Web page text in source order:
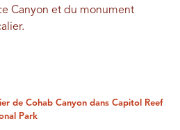
Canyon et du monument
de Cohab Canyon dans Capitol Reef
Park